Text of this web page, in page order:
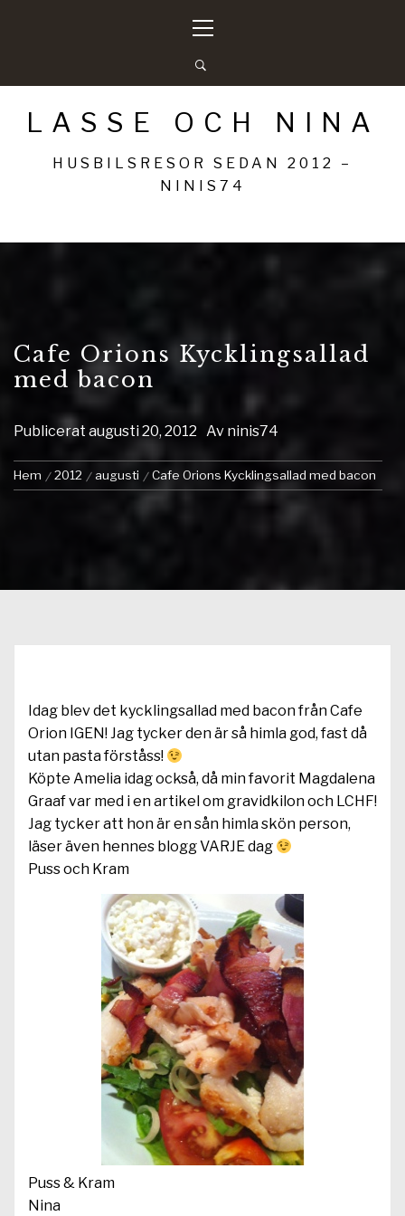
meny
LASSE OCH NINA
HUSBILSRESOR SEDAN 2012 –
NINIS74
Cafe Orions Kycklingsallad
med bacon
Publicerat augusti 20, 2012 Av ninis74
Hem 2012 augusti Cafe Orions Kycklingsallad med bacon
Idag blev det kycklingsallad med bacon från Cafe
Orion IGEN! Jag tycker den är så himla god, fast då
utan pasta förståss!
Köpte Amelia idag också, då min favorit Magdalena
Graaf var med i en artikel om gravidkilon och LCHF!
Jag tycker att hon är en sån himla skön person,
läser även hennes blogg VARJE dag
Puss och Kram
Puss & Kram
Nina